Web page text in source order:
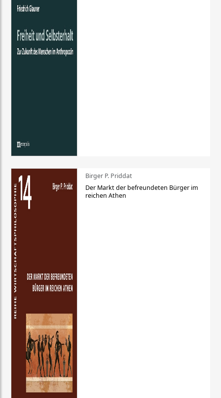
Birger P. Priddat
Der Markt der befreundeten Bürger im
reichen Athen